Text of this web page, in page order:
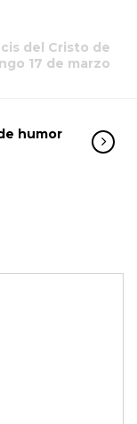
del Cristo de
17 de marzo
humor